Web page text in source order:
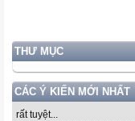
THƯ MỤC
CÁC Ý KIẾN MỚI NHẤT
rất tuyệt...